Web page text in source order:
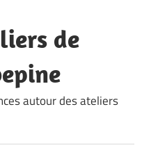
de
autour des ateliers